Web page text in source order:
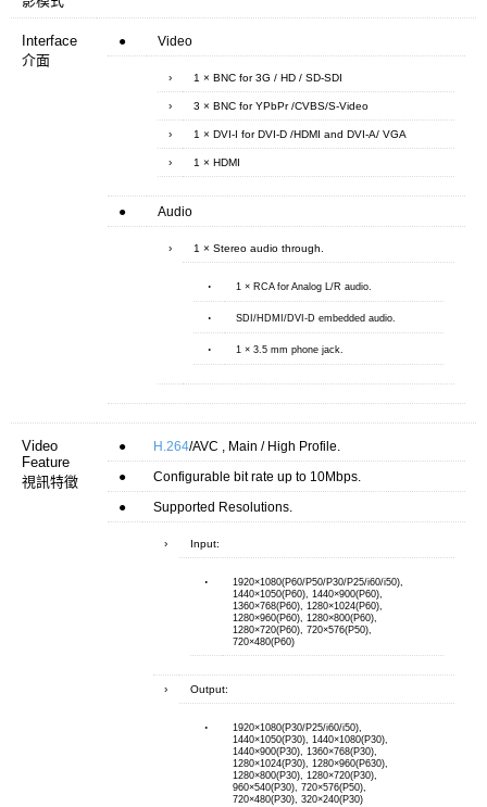
Interface
介面
● Video
› 1 × BNC for 3G / HD / SD-SDI
› 3 × BNC for YPbPr /CVBS/S-Video
› 1 × DVI-I for DVI-D /HDMI and DVI-A/ VGA
› 1 × HDMI
● Audio
› 1 × Stereo audio through.
‧ 1 × RCA for Analog L/R audio.
‧ SDI/HDMI/DVI-D embedded audio.
‧ 1 × 3.5 mm phone jack.
Video
Feature
視訊特徵
● H.264/AVC , Main / High Profile.
● Configurable bit rate up to 10Mbps.
● Supported Resolutions.
› Input:
‧
1920×1080(P60/P50/P30/P25/i60/i50),
1440×1050(P60), 1440×900(P60),
1360×768(P60), 1280×1024(P60),
1280×960(P60), 1280×800(P60),
1280×720(P60), 720×576(P50),
720×480(P60)
› Output:
‧
1920×1080(P30/P25/i60/i50),
1440×1050(P30), 1440×1080(P30),
1440×900(P30), 1360×768(P30),
1280×1024(P30), 1280×960(P630),
1280×800(P30), 1280×720(P30),
960×540(P30), 720×576(P50),
720×480(P30), 320×240(P30)